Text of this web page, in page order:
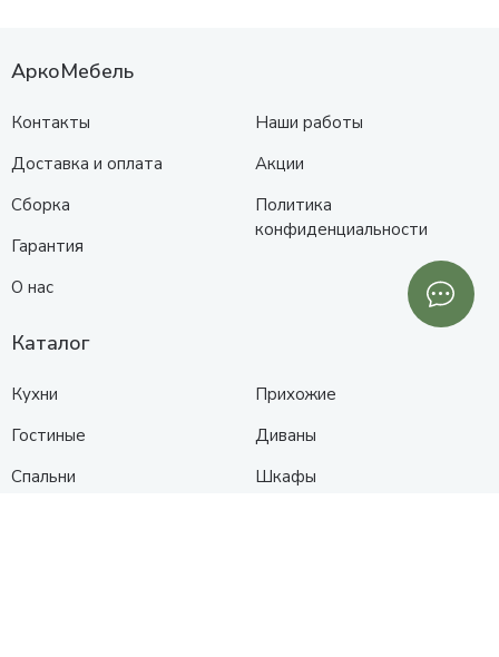
АркоМебель
Контакты
Доставка и оплата
Сборка
Гарантия
О нас
Наши работы
Акции
Политика
конфиденциальности
Каталог
Кухни
Гостиные
Спальни
Прихожие
Диваны
Шкафы